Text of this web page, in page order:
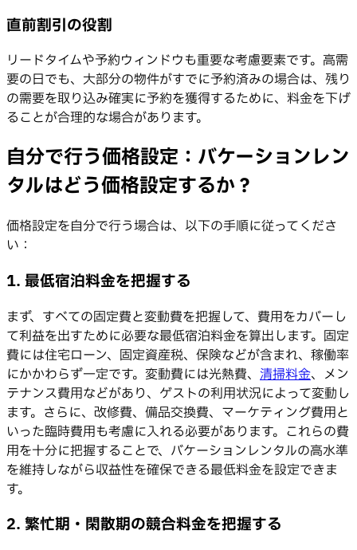
直前割引の役割
リードタイムや予約ウィンドウも重要な考慮要素です。高需
要の日でも、大部分の物件がすでに予約済みの場合は、残り
の需要を取り込み確実に予約を獲得するために、料金を下げ
ることが合理的な場合があります。
自分で行う価格設定：バケーションレン
タルはどう価格設定するか？
価格設定を自分で行う場合は、以下の手順に従ってくださ
い：
1. 最低宿泊料金を把握する
まず、すべての固定費と変動費を把握して、費用をカバーし
て利益を出すために必要な最低宿泊料金を算出します。固定
費には住宅ローン、固定資産税、保険などが含まれ、稼働率
にかかわらず一定です。変動費には光熱費、 清掃料金、メン
テナンス費用などがあり、ゲストの利用状況によって変動し
ます。さらに、改修費、備品交換費、マーケティング費用と
いった臨時費用も考慮に入れる必要があります。これらの費
用を十分に把握することで、バケーションレンタルの高水準
を維持しながら収益性を確保できる最低料金を設定できま
す。
2. 繁忙期・閑散期の競合料金を把握する